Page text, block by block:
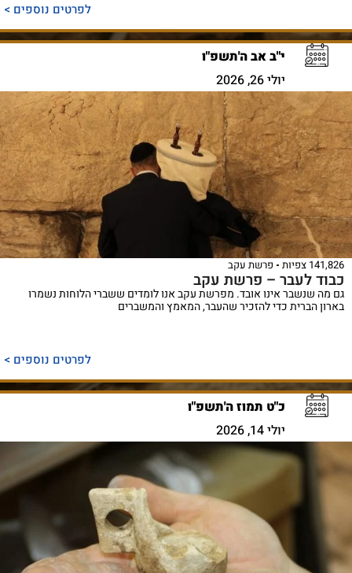
לפרטים נוספים >
י"ב אב ה'תשפ"ו
יולי 26, 2026
141,826 צפיות פרשת עקב
כבוד לעבר – פרשת עקב
גם מה שנשבר אינו אובד. מפרשת עקב אנו לומדים ששברי הלוחות נשמרו
בארון הברית כדי להזכיר שהעבר, המאמץ והמשברים
לפרטים נוספים >
כ"ט תמוז ה'תשפ"ו
יולי 14, 2026